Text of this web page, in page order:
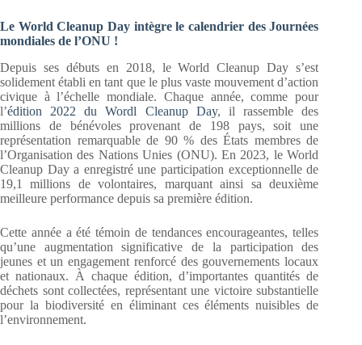
Le World Cleanup Day intègre le calendrier des Journées
mondiales de l’ONU !
Depuis ses débuts en 2018, le World Cleanup Day s’est
solidement établi en tant que le plus vaste mouvement d’action
civique à l’échelle mondiale. Chaque année, comme pour
l’édition 2022 du Wordl Cleanup Day, il rassemble des
millions de bénévoles provenant de 198 pays, soit une
représentation remarquable de 90 % des États membres de
l’Organisation des Nations Unies (ONU). En 2023, le World
Cleanup Day a enregistré une participation exceptionnelle de
19,1 millions de volontaires, marquant ainsi sa deuxième
meilleure performance depuis sa première édition.
Cette année a été témoin de tendances encourageantes, telles
qu’une augmentation significative de la participation des
jeunes et un engagement renforcé des gouvernements locaux
et nationaux. À chaque édition, d’importantes quantités de
déchets sont collectées, représentant une victoire substantielle
pour la biodiversité en éliminant ces éléments nuisibles de
l’environnement.